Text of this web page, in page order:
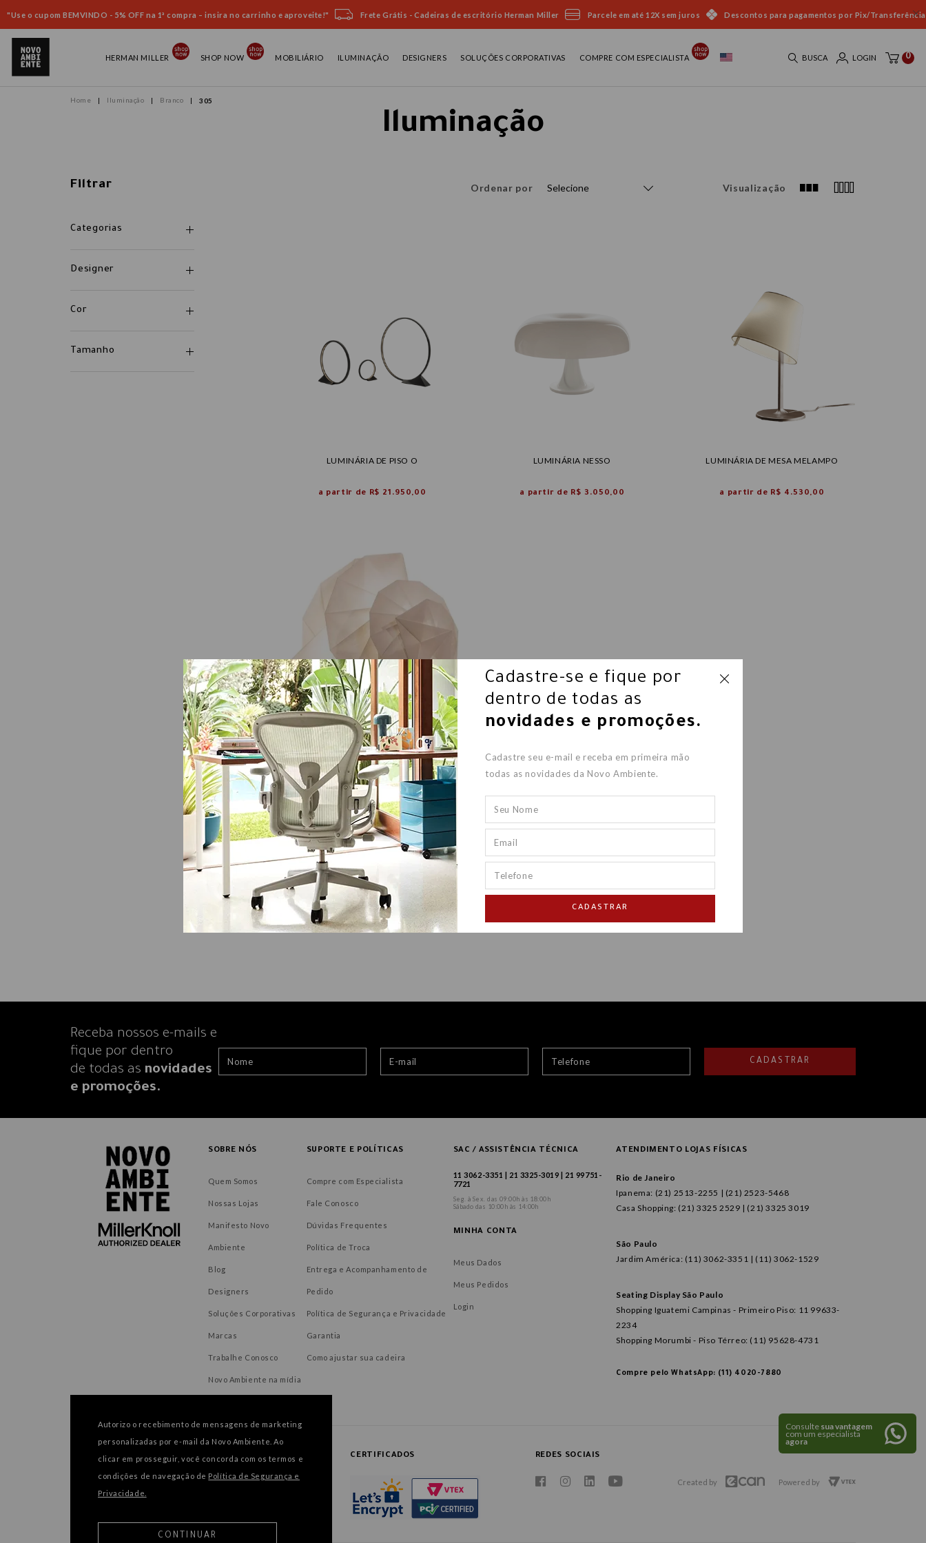
"Use o cupom BEMVINDO - 5% OFF na 1ª compra – insira no carrinho e aproveite!" Frete Grátis - Cadeiras de escritório Herman Miller Parcele em até 12X sem juros Descontos para pagamentos por Pix/Transferência
HERMAN MILLER SHOP NOW MOBILIÁRIO ILUMINAÇÃO DESIGNERS SOLUÇÕES CORPORATIVAS COMPRE COM ESPECIALISTA BUSCA LOGIN 0
Iluminação Branco 305
Iluminação
Filtrar
Categorias
Designer
Cor
Tamanho
Ordenar por Selecione Visualização
LUMINÁRIA DE PISO O
a partir de R$ 21.950,00
LUMINÁRIA NESSO
a partir de R$ 3.050,00
LUMINÁRIA DE MESA MELAMPO
a partir de R$ 4.530,00
LUMINÁRIA DE MESA MENDORI
a partir deR$ 15.416,00
Receba nossos e-mails e
fique por dentro
de todas as novidades
e promoções.
CADASTRAR
SOBRE NÓS
Quem Somos
Nossas Lojas
Manifesto Novo
Ambiente
Blog
Designers
Soluções Corporativas
Marcas
Trabalhe Conosco
Novo Ambiente na mídia
SUPORTE E POLÍTICAS
Compre com Especialista
Fale Conosco
Dúvidas Frequentes
Política de Troca
Entrega e Acompanhamento de
Pedido
Política de Segurança e Privacidade
Garantia
Como ajustar sua cadeira
SAC / ASSISTÊNCIA TÉCNICA
11 3062-3351 | 21 3325-3019 | 21 99751-
7721
Seg. à Sex. das 09:00h às 18:00h
Sábado das 10:00h às 14:00h
MINHA CONTA
Meus Dados
Meus Pedidos
Login
ATENDIMENTO LOJAS FÍSICAS
Rio de Janeiro
Ipanema: (21) 2513-2255 | (21) 2523-5468
Casa Shopping: (21) 3325 2529 | (21) 3325 3019
São Paulo
Jardim América: (11) 3062-3351 | (11) 3062-1529
Seating Display São Paulo
Shopping Iguatemi Campinas - Primeiro Piso: 11 99633-
2234
Shopping Morumbi - Piso Térreo: (11) 95628-4731
Compre pelo WhatsApp: (11) 4020-7880
FORMAS DE PAGAMENTO CERTIFICADOS REDES SOCIAIS
Created by Powered by
Cadastre-se e fique por
dentro de todas as
novidades e promoções.
Cadastre seu e-mail e receba em primeira mão
todas as novidades da Novo Ambiente.
CADASTRAR
Autorizo o recebimento de mensagens de marketing
personalizadas por e-mail da Novo Ambiente. Ao
clicar em prosseguir, você concorda com os termos e
condições de navegação de Política de Segurança e
Privacidade.
CONTINUAR
Consulte sua vantagem
com um especialista
agora